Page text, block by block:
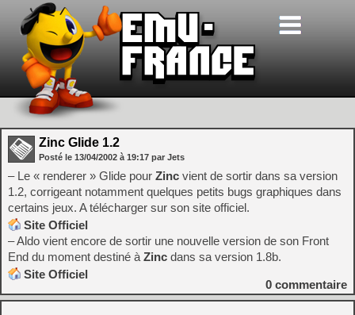
Zinc Glide 1.2
Posté le 13/04/2002 à 19:17 par Jets
– Le « renderer » Glide pour Zinc vient de sortir dans sa version
1.2, corrigeant notamment quelques petits bugs graphiques dans
certains jeux. A télécharger sur son site officiel.
Site Officiel
– Aldo vient encore de sortir une nouvelle version de son Front
End du moment destiné à Zinc dans sa version 1.8b.
Site Officiel
0 commentaire